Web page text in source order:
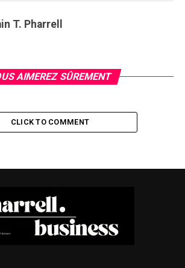
T. Pharrell
AIMEREZ SÛREMENT
CLICK TO COMMENT